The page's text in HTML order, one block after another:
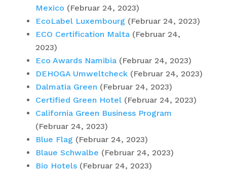
Mexico (Februar 24, 2023)
EcoLabel Luxembourg (Februar 24, 2023)
ECO Certification Malta (Februar 24,
2023)
Eco Awards Namibia (Februar 24, 2023)
DEHOGA Umweltcheck (Februar 24, 2023)
Dalmatia Green (Februar 24, 2023)
Certified Green Hotel (Februar 24, 2023)
California Green Business Program
(Februar 24, 2023)
Blue Flag (Februar 24, 2023)
Blaue Schwalbe (Februar 24, 2023)
Bio Hotels (Februar 24, 2023)